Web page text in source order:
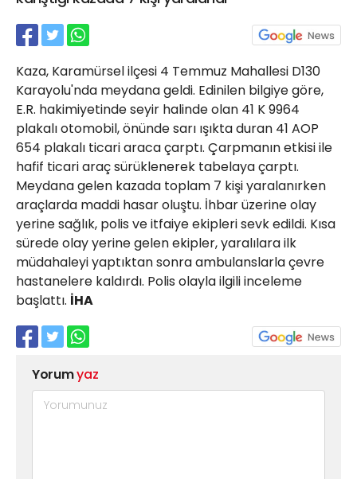
Kaza, Karamürsel ilçesi 4 Temmuz Mahallesi D130
Karayolu'nda meydana geldi. Edinilen bilgiye göre,
E.R. hakimiyetinde seyir halinde olan 41 K 9964
plakalı otomobil, önünde sarı ışıkta duran 41 AOP
654 plakalı ticari araca çarptı. Çarpmanın etkisi ile
hafif ticari araç sürüklenerek tabelaya çarptı.
Meydana gelen kazada toplam 7 kişi yaralanırken
araçlarda maddi hasar oluştu. İhbar üzerine olay
yerine sağlık, polis ve itfaiye ekipleri sevk edildi. Kısa
sürede olay yerine gelen ekipler, yaralılara ilk
müdahaleyi yaptıktan sonra ambulanslarla çevre
hastanelere kaldırdı. Polis olayla ilgili inceleme
başlattı. İHA
Yorumyaz
21 Gölcük
02624132333
haber@golcukpostasi.com